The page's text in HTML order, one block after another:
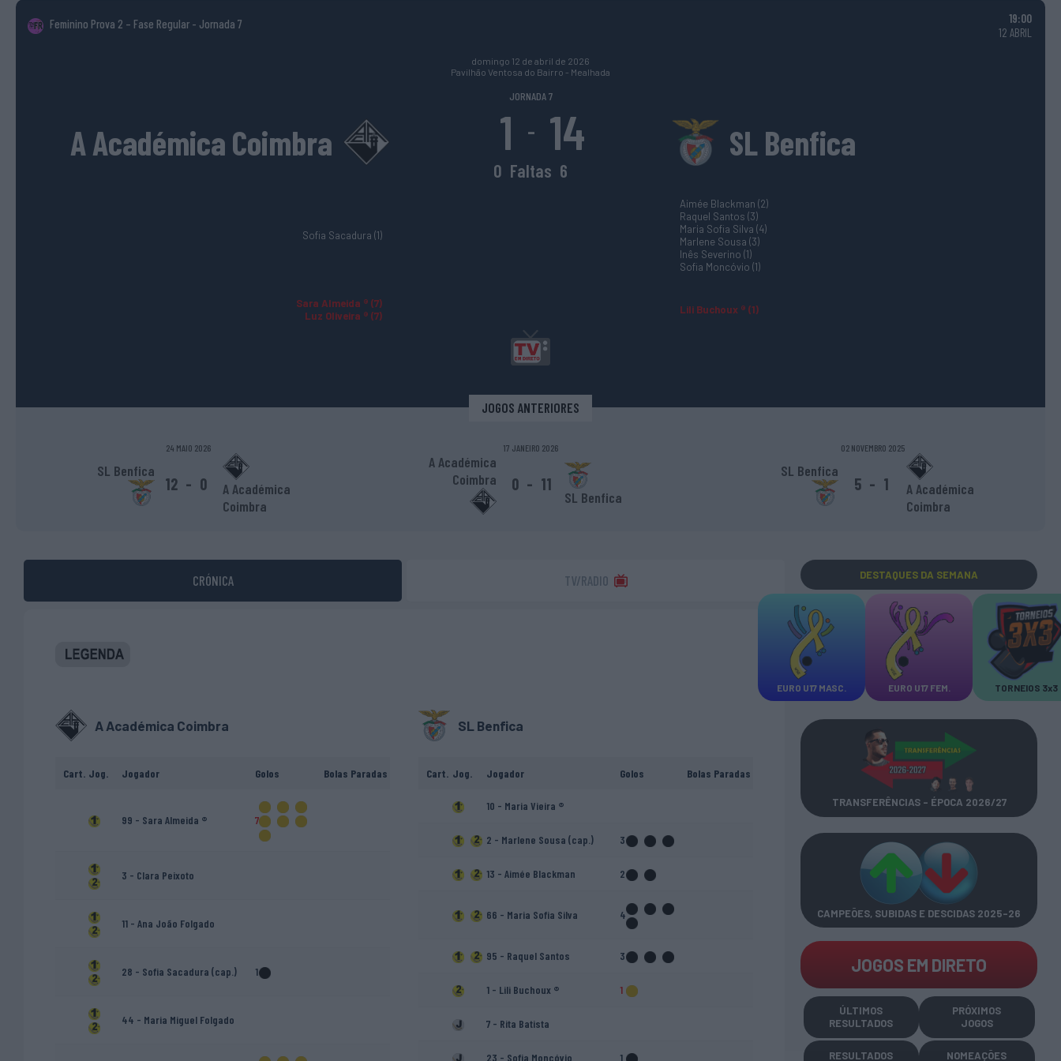
Feminino Prova 2 – Fase Regular - Jornada 7
19:00
12 ABRIL
domingo 12 de abril de 2026
Pavilhão Ventosa do Bairro - Mealhada
JORNADA 7
A Académica Coimbra 1 - 14
0 Faltas 6
SL Benfica
Sofia Sacadura (1)
Aimée Blackman (2)
Raquel Santos (3)
Maria Sofia Silva (4)
Marlene Sousa (3)
Inês Severino (1)
Sofia Moncóvio (1)
Sara Almeida ® (7)
Luz Oliveira ® (7)
Lili Buchoux ® (1)
JOGOS ANTERIORES
24 MAIO 2026
SL Benfica
12 - 0
A Académica
Coimbra
17 JANEIRO 2026
A Académica
Coimbra
0 - 11
SL Benfica
02 NOVEMBRO 2025
SL Benfica
5 - 1
A Académica
Coimbra
CRÓNICA TV/RADIO
A Académica Coimbra
Cart. Jog. Jogador Golos Bolas Paradas
99 - Sara Almeida ® 7
3 - Clara Peixoto
11 - Ana João Folgado
28 - Sofia Sacadura (cap.) 1
44 - Maria Miguel Folgado
SL Benfica
Cart. Jog. Jogador Golos Bolas Paradas
10 - Maria Vieira ®
2 - Marlene Sousa (cap.) 3
13 - Aimée Blackman 2
66 - Maria Sofia Silva 4
95 - Raquel Santos 3
1 - Lili Buchoux ® 1
7 - Rita Batista
23 - Sofia Moncóvio 1
DESTAQUES DA SEMANA
EURO U17 MASC. EURO U17 FEM. TORNEIOS 3x3
TRANSFERÊNCIAS - ÉPOCA 2026/27
CAMPEÕES, SUBIDAS E DESCIDAS 2025-26
JOGOS EM DIRETO
ÚLTIMOS
RESULTADOS
PRÓXIMOS
JOGOS
RESULTADOS
NOMEAÇÕES